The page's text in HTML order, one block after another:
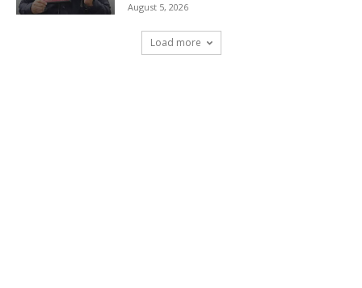
August 5, 2026
Load more